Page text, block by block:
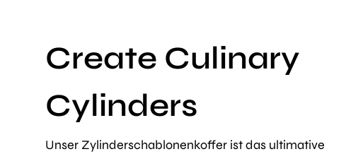
Create Culinary
Cylinders
Unser Zylinderschablonenkoffer ist das ultimative